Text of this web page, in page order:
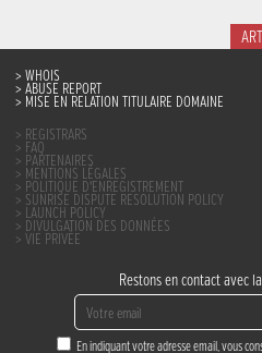
WHOIS
ABUSE REPORT
MISE EN RELATION TITULAIRE DOMAINE
REGISTRARS
FAQ
PARTENAIRES
MENTIONS LÉGALES
POLITIQUE D’ENREGISTREMENT
SUNRISE DISPUTE RESOLUTION POLICY
LAUNCH POLICY
DIVULGATION DES DONNÉES
VIE PRIVÉE
Restons en contact avec
En indiquant votre adresse email, vous